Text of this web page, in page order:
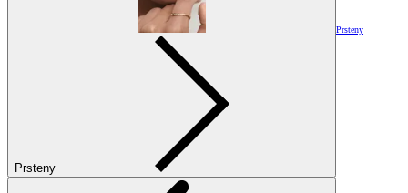
Prsteny
Prsteny